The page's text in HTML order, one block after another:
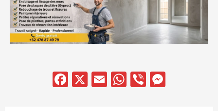
Facebook
X EmailWhatsApp
Viber